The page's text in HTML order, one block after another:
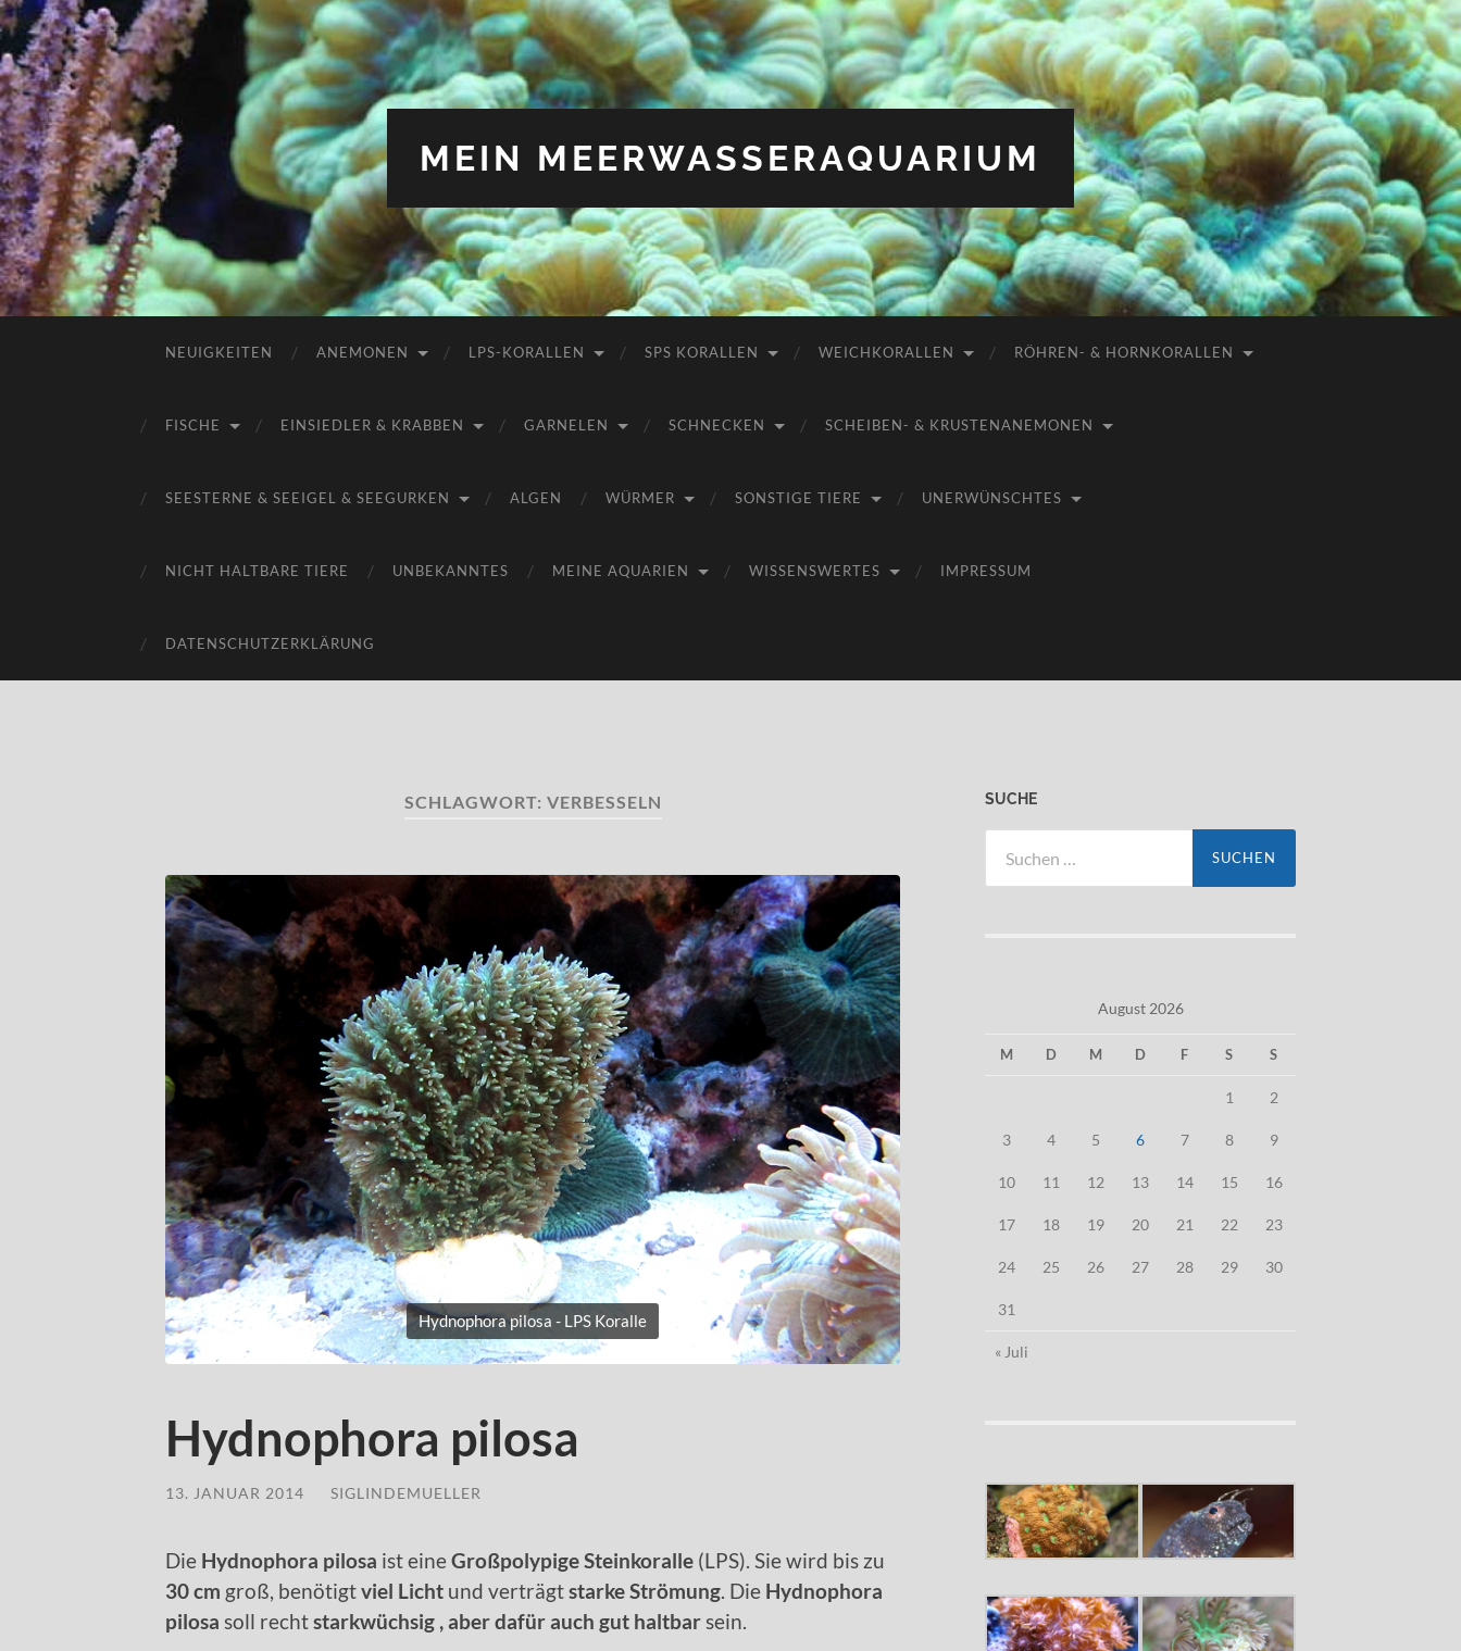
MEIN MEERWASSERAQUARIUM
NEUIGKEITEN ANEMONEN LPS-KORALLEN SPS KORALLEN WEICHKORALLEN RÖHREN- & HORNKORALLEN
FISCHE EINSIEDLER & KRABBEN GARNELEN SCHNECKEN SCHEIBEN- & KRUSTENANEMONEN
SEESTERNE & SEEIGEL & SEEGURKEN ALGEN WÜRMER SONSTIGE TIERE UNERWÜNSCHTES
NICHT HALTBARE TIERE UNBEKANNTES MEINE AQUARIEN WISSENSWERTES IMPRESSUM
DATENSCHUTZERKLÄRUNG
SCHLAGWORT: VERBESSELN
Hydnophora pilosa - LPS Koralle
Hydnophora pilosa
13. JANUAR 2014 SIGLINDEMUELLER
Die Hydnophora pilosa ist eineGroßpolypige Steinkoralle (LPS). Sie wird bis zu
30 cm groß, benötigtviel Licht und verträgtstarke Strömung. Die Hydnophora
pilosa soll rechtstarkwüchsig , aber dafür auch gut haltbarsein.
SUCHE
nach:
August 2026
M D M D F S S
1 2
3 4 5 6 7 8 9
10 11 12 13 14 15 16
17 18 19 20 21 22 23
24 25 26 27 28 29 30
31
« Juli